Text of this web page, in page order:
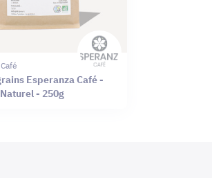
Esperanza Café -
- 250g